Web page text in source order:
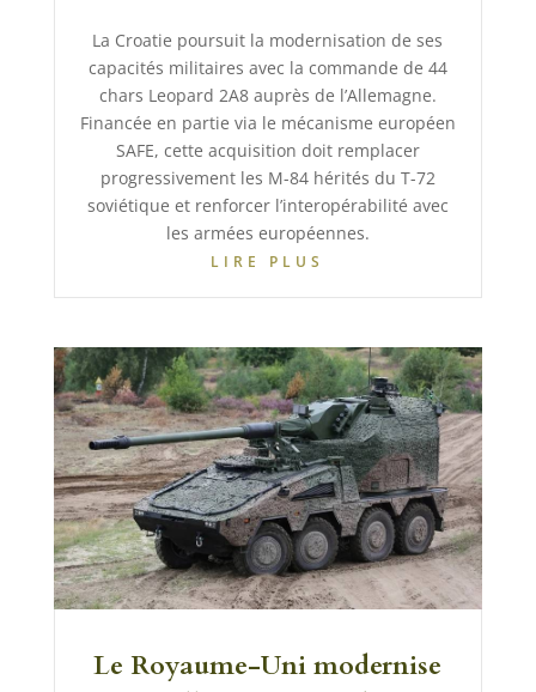
La Croatie poursuit la modernisation de ses
capacités militaires avec la commande de 44
chars Leopard 2A8 auprès de l’Allemagne.
Financée en partie via le mécanisme européen
SAFE, cette acquisition doit remplacer
progressivement les M-84 hérités du T-72
soviétique et renforcer l’interopérabilité avec
les armées européennes.
LIRE PLUS
Le Royaume-Uni modernise